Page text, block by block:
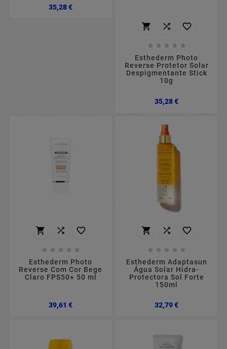
35,28 €Preço
  
    
Esthederm Photo
Reverse Protetor Solar
Despigmentante Stick
10g
35,28 €Preço
  
    
Esthederm Photo
Reverse Com Cor Bege
Claro FPS50+ 50 ml
39,61 €Preço
  
    
Esthederm Adaptasun
Água Solar Hidra-
Protectora Sol Forte
150ml
32,79 €Preço